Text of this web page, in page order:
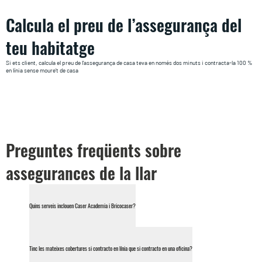
Calcula el preu de l’assegurança del
teu habitatge
Si ets client, calcula el preu de l’assegurança de casa teva en només dos minuts i contracta-la 100 %
en línia sense moure’t de casa
Preguntes freqüents sobre
assegurances de la llar
Quins serveis inclouen Caser Academia i Bricocaser?
Tinc les mateixes cobertures si contracto en línia que si contracto en una oficina?